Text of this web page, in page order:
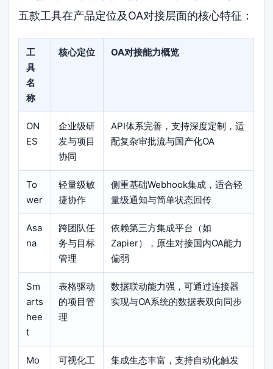
五款工具在产品定位及OA对接层面的核心特征：
工
具
名
称
核心定位 OA对接能力概览
ON
ES
企业级研
发与项目
协同
API体系完善，支持深度定制，适
配复杂审批流与国产化OA
To
wer
轻量级敏
捷协作
侧重基础Webhook集成，适合轻
量级通知与简单状态回传
Asa
na
跨团队任
务与目标
管理
依赖第三方集成平台（如
Zapier），原生对接国内OA能力
偏弱
Sm
arts
hee
t
表格驱动
的项目管
理
数据联动能力强，可通过连接器
实现与OA系统的数据表双向同步
Mo
可视化工
集成生态丰富，支持自动化触发